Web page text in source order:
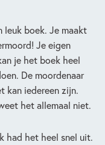
leuk boek. Je maakt
Je eigen
je het boek heel
De moordenaar
kan iedereen zijn.
het allemaal niet.
had het heel snel uit.